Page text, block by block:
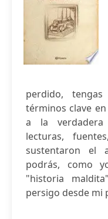
perdido,
términos clave
a la verdadera
lecturas,
sustentaron el
podrás, como
"historia
persigo desde mi